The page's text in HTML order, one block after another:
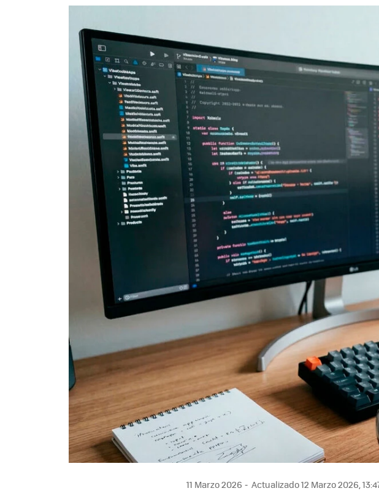
11 Marzo 2026 Actualizado 12 Marzo 2026,